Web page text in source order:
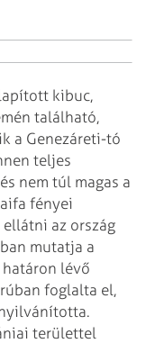
kibuc,
található,
a Genezáreti-tó
teljes
nem túl magas a
fényei
ellátni az ország
mutatja a
lévő
foglalta el,
területtel